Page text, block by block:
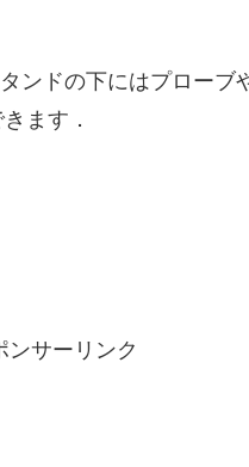
ンドの下にはプローブ
ます．
ンサーリンク